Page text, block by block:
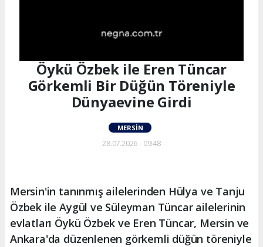
Öykü Özbek ile Eren Tüncar
Görkemli Bir Düğün Töreniyle
Dünyaevine Girdi
MERSIN
28.07.2026 - 09:48
Mersin'in tanınmış ailelerinden Hülya ve Tanju
Özbek ile Aygül ve Süleyman Tüncar ailelerinin
evlatları Öykü Özbek ve Eren Tüncar, Mersin ve
Ankara'da düzenlenen görkemli düğün töreniyle